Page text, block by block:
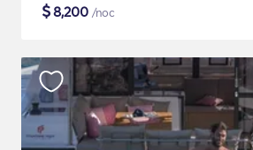
$8,200 /noc